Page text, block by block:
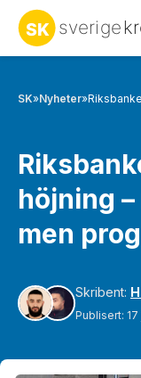
SK»Nyheter»
höjning
men
Skribent:
Publisert: